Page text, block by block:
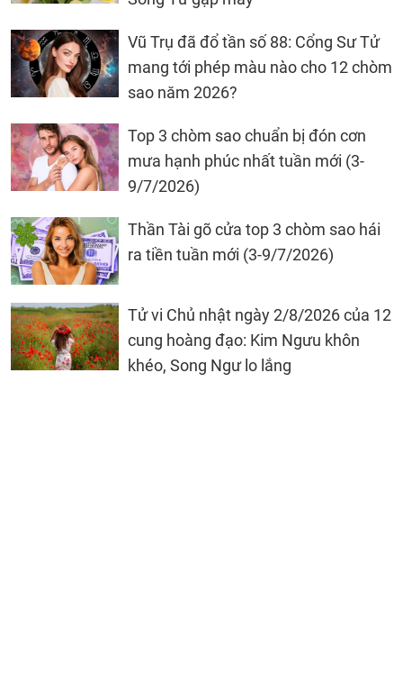
Vũ Trụ đã đổ tần số 88: Cổng Sư Tử
mang tới phép màu nào cho 12 chòm
sao năm 2026?
Top 3 chòm sao chuẩn bị đón cơn
mưa hạnh phúc nhất tuần mới (3-
9/7/2026)
Thần Tài gõ cửa top 3 chòm sao hái
ra tiền tuần mới (3-9/7/2026)
Tử vi Chủ nhật ngày 2/8/2026 của 12
cung hoàng đạo: Kim Ngưu khôn
khéo, Song Ngư lo lắng